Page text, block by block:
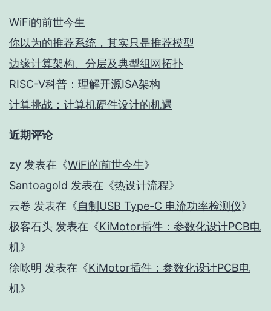
WiFi的前世今生
你以为的推荐系统，其实只是推荐模型
边缘计算架构、分层及典型组网拓扑
RISC-V科普：理解开源ISA架构
计算挑战：计算机硬件设计的机遇
近期评论
zy 发表在《WiFi的前世今生》
Santoagold 发表在《热设计流程》
云卷 发表在《自制USB Type-C 电流功率检测仪》
极客石头 发表在《KiMotor插件：参数化设计PCB电
机》
徐咏明 发表在《KiMotor插件：参数化设计PCB电
机》